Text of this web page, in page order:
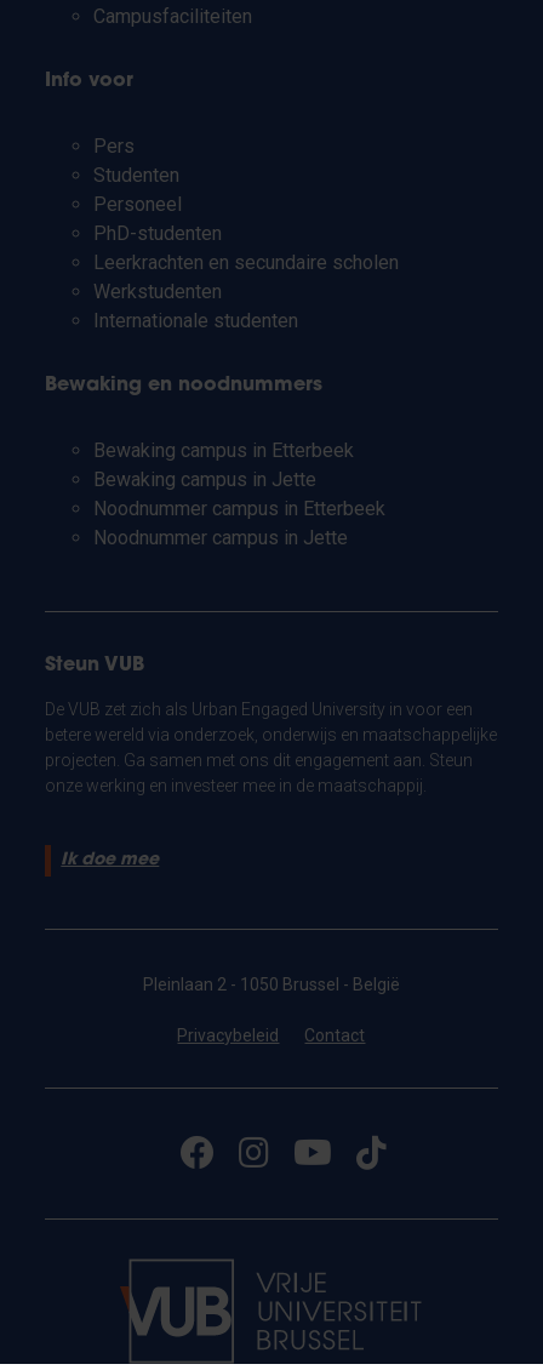
Campusfaciliteiten
Info voor
Pers
Studenten
Personeel
PhD-studenten
Leerkrachten en secundaire scholen
Werkstudenten
Internationale studenten
Bewaking en noodnummers
Bewaking campus in Etterbeek
Bewaking campus in Jette
Noodnummer campus in Etterbeek
Noodnummer campus in Jette
Steun VUB
De VUB zet zich als Urban Engaged University in voor een
betere wereld via onderzoek, onderwijs en maatschappelijke
projecten. Ga samen met ons dit engagement aan. Steun
onze werking en investeer mee in de maatschappij.
Ik doe mee
Pleinlaan 2 - 1050 Brussel - België
Privacybeleid Contact